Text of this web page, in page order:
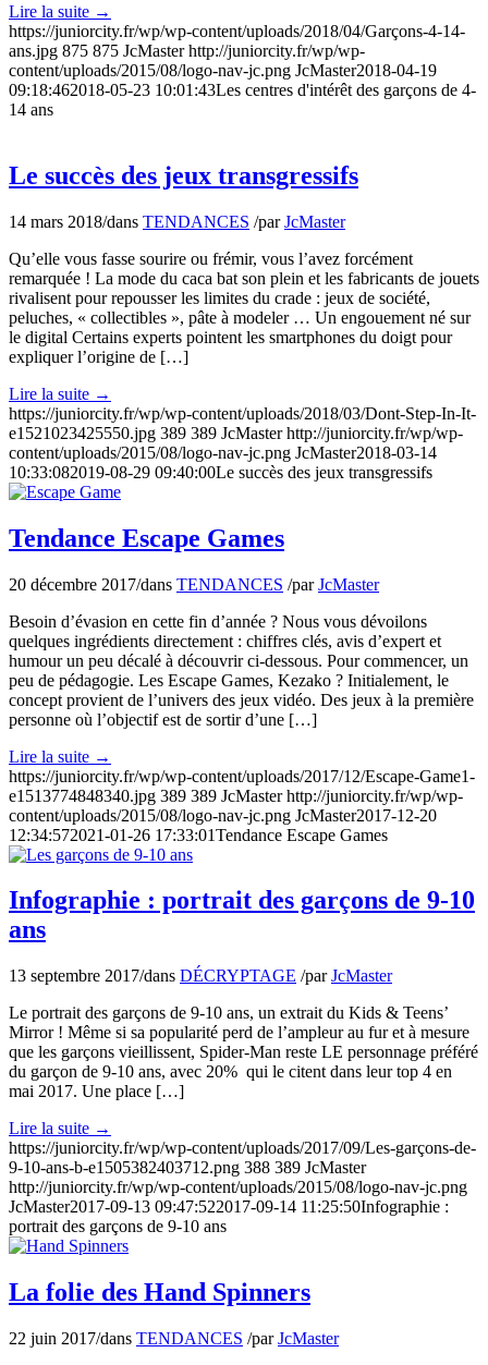
Lire la suite →
https://juniorcity.fr/wp/wp-content/uploads/2018/04/Garçons-4-14-
ans.jpg 875 875 JcMaster http://juniorcity.fr/wp/wp-
content/uploads/2015/08/logo-nav-jc.png JcMaster2018-04-19
09:18:462018-05-23 10:01:43Les centres d'intérêt des garçons de 4-
14 ans
Le succès des jeux transgressifs
14 mars 2018/dans TENDANCES /parJcMaster
Qu’elle vous fasse sourire ou frémir, vous l’avez forcément
remarquée ! La mode du caca bat son plein et les fabricants de jouets
rivalisent pour repousser les limites du crade : jeux de société,
peluches, « collectibles », pâte à modeler … Un engouement né sur
le digital Certains experts pointent les smartphones du doigt pour
expliquer l’origine de […]
Lire la suite →
https://juniorcity.fr/wp/wp-content/uploads/2018/03/Dont-Step-In-It-
e1521023425550.jpg 389 389 JcMaster http://juniorcity.fr/wp/wp-
content/uploads/2015/08/logo-nav-jc.png JcMaster2018-03-14
10:33:082019-08-29 09:40:00Le succès des jeux transgressifs
Tendance Escape Games
20 décembre 2017/dans TENDANCES /parJcMaster
Besoin d’évasion en cette fin d’année ? Nous vous dévoilons
quelques ingrédients directement : chiffres clés, avis d’expert et
humour un peu décalé à découvrir ci-dessous. Pour commencer, un
peu de pédagogie. Les Escape Games, Kezako ? Initialement, le
concept provient de l’univers des jeux vidéo. Des jeux à la première
personne où l’objectif est de sortir d’une […]
Lire la suite →
https://juniorcity.fr/wp/wp-content/uploads/2017/12/Escape-Game1-
e1513774848340.jpg 389 389 JcMaster http://juniorcity.fr/wp/wp-
content/uploads/2015/08/logo-nav-jc.png JcMaster2017-12-20
12:34:572021-01-26 17:33:01Tendance Escape Games
Infographie : portrait des garçons de 9-10
ans
13 septembre 2017/dans DÉCRYPTAGE /parJcMaster
Le portrait des garçons de 9-10 ans, un extrait du Kids & Teens’
Mirror ! Même si sa popularité perd de l’ampleur au fur et à mesure
que les garçons vieillissent, Spider-Man reste LE personnage préféré
du garçon de 9-10 ans, avec 20% qui le citent dans leur top 4 en
mai 2017. Une place […]
Lire la suite →
https://juniorcity.fr/wp/wp-content/uploads/2017/09/Les-garçons-de-
9-10-ans-b-e1505382403712.png 388 389 JcMaster
http://juniorcity.fr/wp/wp-content/uploads/2015/08/logo-nav-jc.png
JcMaster2017-09-13 09:47:522017-09-14 11:25:50Infographie :
portrait des garçons de 9-10 ans
La folie des Hand Spinners
22 juin 2017/dans TENDANCES /parJcMaster